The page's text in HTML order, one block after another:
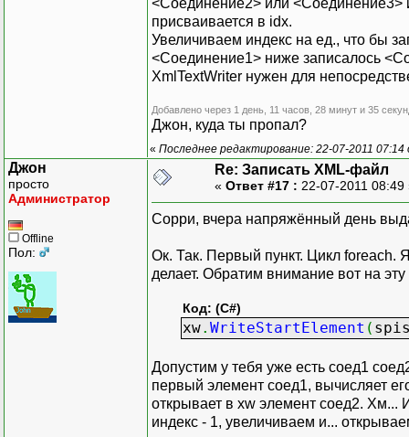
присваивается в idx.
Увеличиваем индекс на ед., что бы
<Соединение1> ниже записалось
XmlTextWriter нужен для
Добавлено через 1 день, 11 часов, 28 минут и 35
Джон, куда ты пропал?
« Последнее редактирование: 22-07-2011 07:14
Джон
просто
Администратор
Offline
Пол:
Re: Записать XML-файл
« Ответ #17 : 22-07-2011
Сорри, вчера напряжённый день
Ок. Так. Первый пункт. Цикл foreach.
делает. Обратим внимание вот на эту
Код: (C#)
xw. WriteStartElement (
Допустим у тебя уже есть соед1
первый элемент соед1, вычисляет
открывает в xw элемент соед2.
индекс - 1, увеличиваем и...